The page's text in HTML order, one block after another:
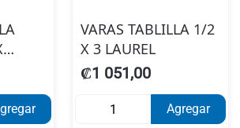
VARAS TABLILLA 1/2
X 3 LAUREL
₡1 051,00
Agregar